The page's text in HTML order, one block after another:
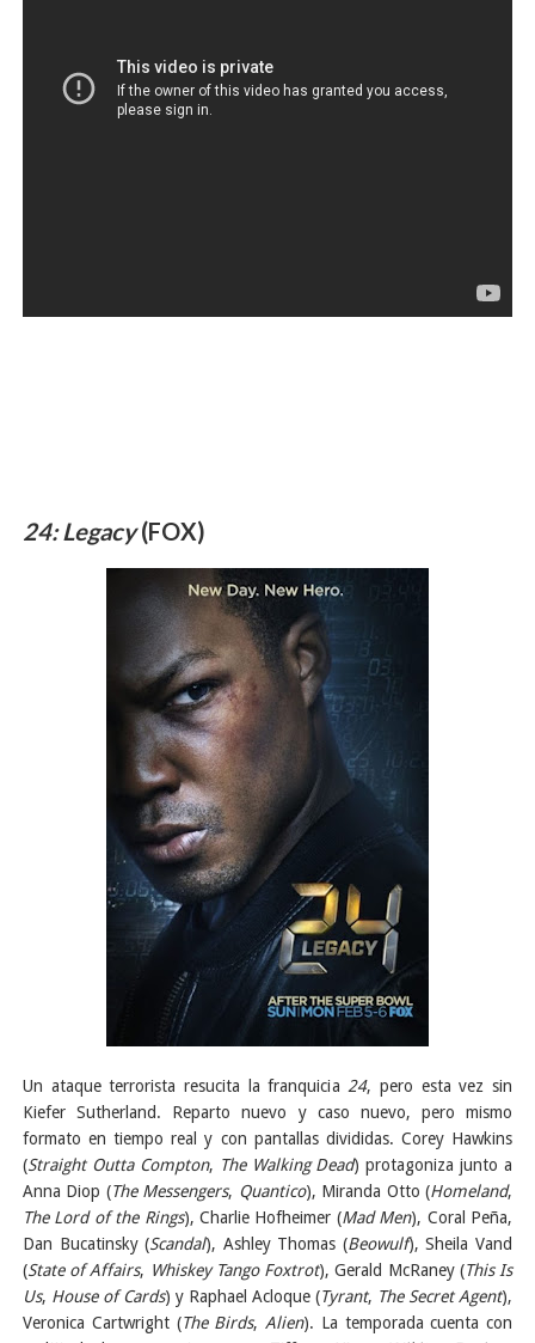
24: Legacy(FOX)
Un ataque terrorista resucita la franquicia 24, pero esta vez sin
Kiefer Sutherland. Reparto nuevo y caso nuevo, pero mismo
formato en tiempo real y con pantallas divididas. Corey Hawkins
(Straight Outta Compton, The Walking Dead) protagoniza junto a
Anna Diop (The Messengers, Quantico), Miranda Otto (Homeland,
The Lord of the Rings), Charlie Hofheimer (Mad Men), Coral Peña,
Dan Bucatinsky (Scandal), Ashley Thomas (Beowulf), Sheila Vand
(State of Affairs, Whiskey Tango Foxtrot), Gerald McRaney (This Is
Us, House of Cards) y Raphael Acloque (Tyrant, The Secret Agent),
Veronica Cartwright (The Birds, Alien). La temporada cuenta con